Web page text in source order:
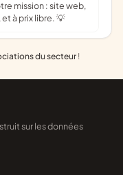
à prix libre. 💡
du secteur !